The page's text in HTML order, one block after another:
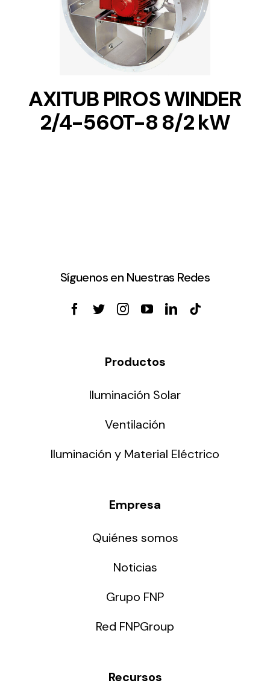
DETAILS
AXITUB PIROS WINDER
2/4-560T-8 8/2 kW
Síguenos en Nuestras Redes
Productos
Iluminación Solar
Ventilación
Iluminación y Material Eléctrico
Empresa
Quiénes somos
Noticias
Grupo FNP
Red FNPGroup
Recursos